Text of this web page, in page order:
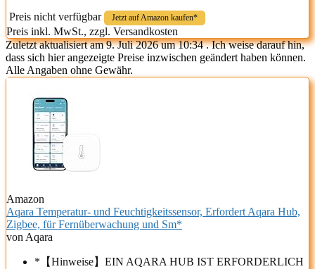
Preis nicht verfügbar
Jetzt auf Amazon kaufen*
Preis inkl. MwSt., zzgl. Versandkosten
Zuletzt aktualisiert am 9. Juli 2026 um 10:34 . Ich weise darauf hin,
dass sich hier angezeigte Preise inzwischen geändert haben können.
Alle Angaben ohne Gewähr.
Amazon
Aqara Temperatur- und Feuchtigkeitssensor, Erfordert Aqara Hub,
Zigbee, für Fernüberwachung und Sm*
von Aqara
*【Hinweise】EIN AQARA HUB IST ERFORDERLICH